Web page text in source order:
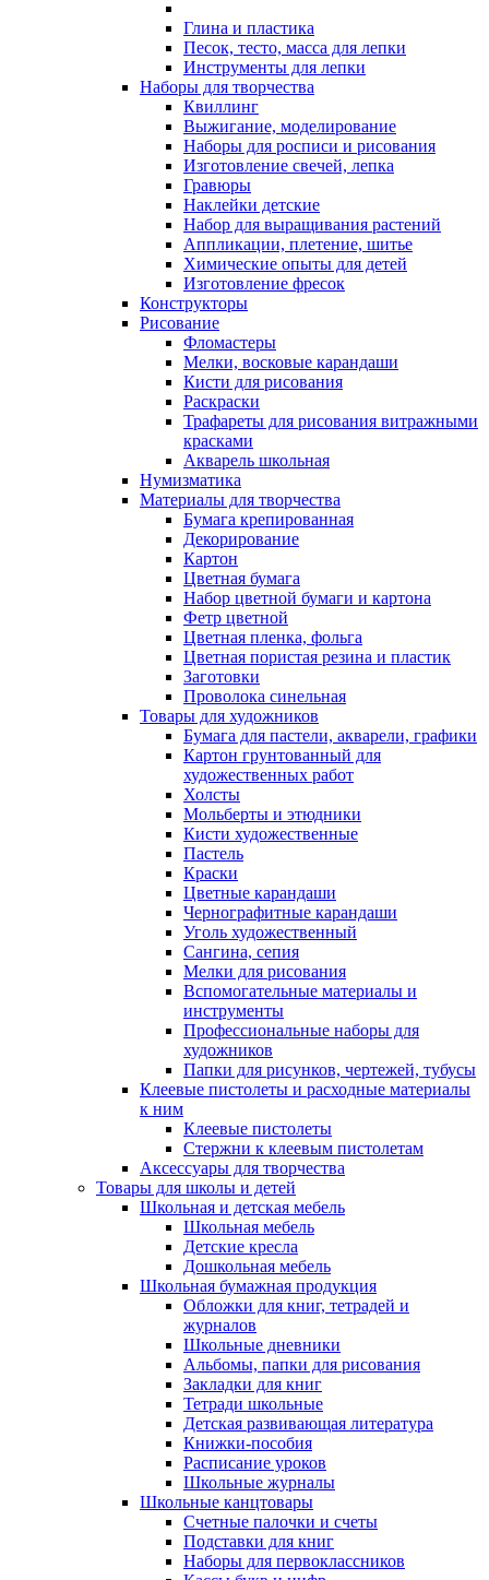
Глина и пластика
Песок, тесто, масса для лепки
Инструменты для лепки
Наборы для творчества
Квиллинг
Выжигание, моделирование
Наборы для росписи и рисования
Изготовление свечей, лепка
Гравюры
Наклейки детские
Набор для выращивания растений
Аппликации, плетение, шитье
Химические опыты для детей
Изготовление фресок
Конструкторы
Рисование
Фломастеры
Мелки, восковые карандаши
Кисти для рисования
Раскраски
Трафареты для рисования витражными
красками
Акварель школьная
Нумизматика
Материалы для творчества
Бумага крепированная
Декорирование
Картон
Цветная бумага
Набор цветной бумаги и картона
Фетр цветной
Цветная пленка, фольга
Цветная пористая резина и пластик
Заготовки
Проволока синельная
Товары для художников
Бумага для пастели, акварели, графики
Картон грунтованный для
художественных работ
Холсты
Мольберты и этюдники
Кисти художественные
Пастель
Краски
Цветные карандаши
Чернографитные карандаши
Уголь художественный
Сангина, сепия
Мелки для рисования
Вспомогательные материалы и
инструменты
Профессиональные наборы для
художников
Папки для рисунков, чертежей, тубусы
Клеевые пистолеты и расходные материалы
к ним
Клеевые пистолеты
Стержни к клеевым пистолетам
Аксессуары для творчества
Товары для школы и детей
Школьная и детская мебель
Школьная мебель
Детские кресла
Дошкольная мебель
Школьная бумажная продукция
Обложки для книг, тетрадей и
журналов
Школьные дневники
Альбомы, папки для рисования
Закладки для книг
Тетради школьные
Детская развивающая литература
Книжки-пособия
Расписание уроков
Школьные журналы
Школьные канцтовары
Счетные палочки и счеты
Подставки для книг
Наборы для первоклассников